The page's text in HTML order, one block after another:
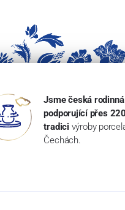
Jsme česká
podporující přes
tradici výroby
Čechách.